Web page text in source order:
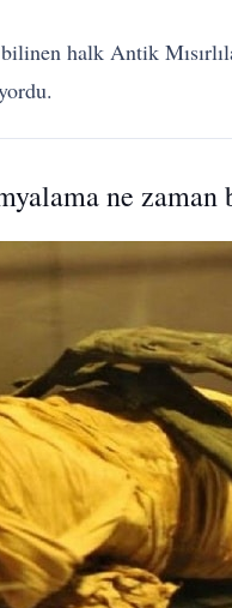
halk Antik
ne zaman